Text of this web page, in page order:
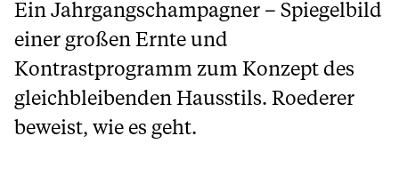
Ein Jahrgangschampagner – Spiegelbild
einer großen Ernte und
Kontrastprogramm zum Konzept des
gleichbleibenden Hausstils. Roederer
beweist, wie es geht.